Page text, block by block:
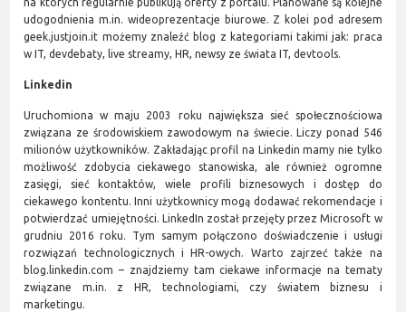
na których regularnie publikują oferty z portalu. Planowane są kolejne
udogodnienia m.in. wideoprezentacje biurowe. Z kolei pod adresem
geek.justjoin.it możemy znaleźć blog z kategoriami takimi jak: praca
w IT, devdebaty, live streamy, HR, newsy ze świata IT, devtools.
Linkedin
Uruchomiona w maju 2003 roku największa sieć społecznościowa
związana ze środowiskiem zawodowym na świecie. Liczy ponad 546
milionów użytkowników. Zakładając profil na Linkedin mamy nie tylko
możliwość zdobycia ciekawego stanowiska, ale również ogromne
zasięgi, sieć kontaktów, wiele profili biznesowych i dostęp do
ciekawego kontentu. Inni użytkownicy mogą dodawać rekomendacje i
potwierdzać umiejętności. LinkedIn został przejęty przez Microsoft w
grudniu 2016 roku. Tym samym połączono doświadczenie i usługi
rozwiązań technologicznych i HR-owych. Warto zajrzeć także na
blog.linkedin.com – znajdziemy tam ciekawe informacje na tematy
związane m.in. z HR, technologiami, czy światem biznesu i
marketingu.